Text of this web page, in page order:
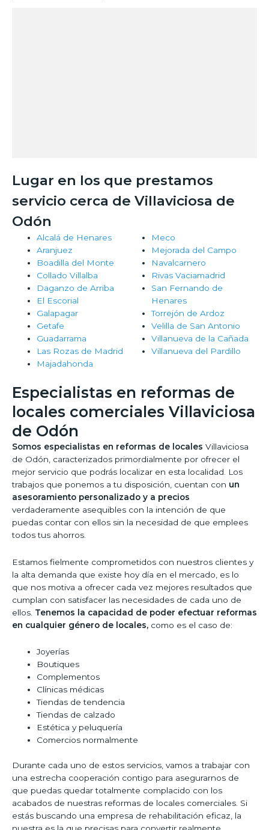
Lugar en los que prestamos
servicio cerca de Villaviciosa de
Odón
Alcalá de Henares
Aranjuez
Boadilla del Monte
Collado Villalba
Daganzo de Arriba
El Escorial
Galapagar
Getafe
Guadarrama
Las Rozas de Madrid
Majadahonda
Meco
Mejorada del Campo
Navalcarnero
Rivas Vaciamadrid
San Fernando de
Henares
Torrejón de Ardoz
Velilla de San Antonio
Villanueva de la Cañada
Villanueva del Pardillo
Especialistas en reformas de
locales comerciales Villaviciosa
de Odón
Somos especialistas en reformas de locales Villaviciosa
de Odón, caracterizados primordialmente por ofrecer el
mejor servicio que podrás localizar en esta localidad. Los
trabajos que ponemos a tu disposición, cuentan con un
asesoramiento personalizado y a precios
verdaderamente asequibles con la intención de que
puedas contar con ellos sin la necesidad de que emplees
todos tus ahorros.
Estamos fielmente comprometidos con nuestros clientes y
la alta demanda que existe hoy día en el mercado, es lo
que nos motiva a ofrecer cada vez mejores resultados que
cumplan con satisfacer las necesidades de cada uno de
ellos. Tenemos la capacidad de poder efectuar reformas
en cualquier género de locales, como es el caso de:
Joyerías
Boutiques
Complementos
Clínicas médicas
Tiendas de tendencia
Tiendas de calzado
Estética y peluquería
Comercios normalmente
Durante cada uno de estos servicios, vamos a trabajar con
una estrecha cooperación contigo para asegurarnos de
que puedas quedar totalmente complacido con los
acabados de nuestras reformas de locales comerciales. Si
estás buscando una empresa de rehabilitación eficaz, la